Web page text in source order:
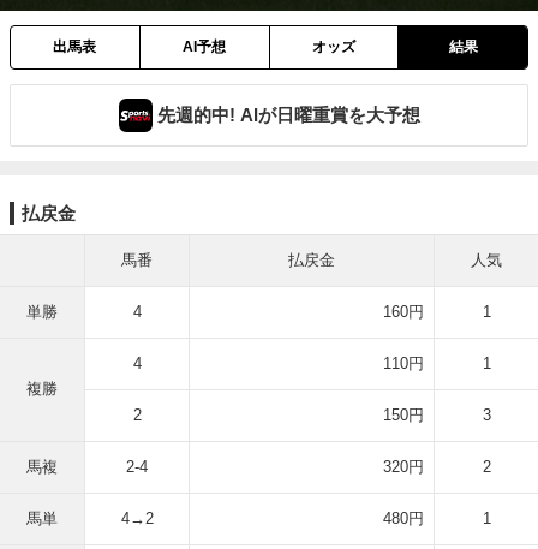
出馬表 AI予想 オッズ 結果
先週的中! AIが日曜重賞を大予想
払戻金
馬番 払戻金 人気
単勝 4 160円 1
複勝
4 110円 1
2 150円 3
馬複 2-4 320円 2
馬単 4→2 480円 1